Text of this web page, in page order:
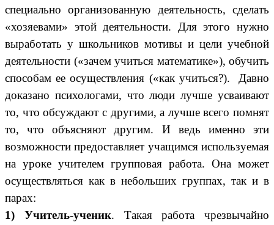
специально организованную деятельность, сделать
«хозяевами» этой деятельности. Для этого нужно
выработать у школьников мотивы и цели учебной
деятельности («зачем учиться математике»), обучить
способам ее осуществления («как учиться?). Давно
доказано психологами, что люди лучше усваивают
то, что обсуждают с другими, а лучше всего помнят
то, что объясняют другим. И ведь именно эти
возможности предоставляет учащимся используемая
на уроке учителем групповая работа. Она может
осуществляться как в небольших группах, так и в
парах:
1) Учитель-ученик. Такая работа чрезвычайно